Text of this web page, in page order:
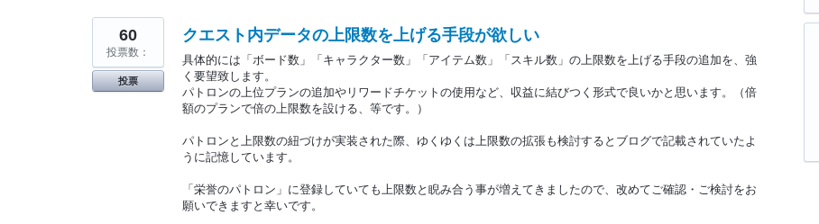
っ
クエスト内データの上限数を上げる手段が欲しい
具体的には「ボード数」「キャラクター数」「アイテム数」「スキル数」の上限数を上げる手段の追加を、強
く要望致します。
パトロンの上位プランの追加やリワードチケットの使用など、収益に結びつく形式で良いかと思います。（倍
額のプランで倍の上限数を設ける、等です。）
パトロンと上限数の紐づけが実装された際、ゆくゆくは上限数の拡張も検討するとブログで記載されていたよ
うに記憶しています。
「栄誉のパトロン」に登録していても上限数と睨み合う事が増えてきましたので、改めてご確認・ご検討をお
願いできますと幸いです。
60
投票数：
投票